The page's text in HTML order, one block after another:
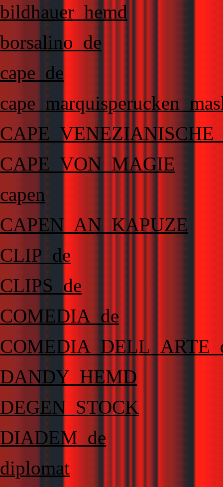
bildhauer_hemd
borsalino_de
cape_de
CAPE_VON_MAGIE
capen
CAPEN_AN_KAPUZE
CLIP_de
CLIPS_de
COMEDIA_de
DANDY_HEMD
DEGEN_STOCK
DIADEM_de
diplomat